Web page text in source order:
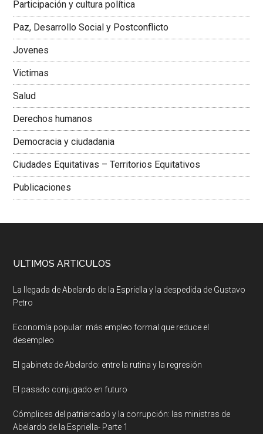
Colombiana
Participación y cultura política
Paz, Desarrollo Social y Postconflicto
Jovenes
Victimas
Salud
Derechos humanos
Democracia y ciudadania
Ciudades Equitativas – Territorios Equitativos
Publicaciones
ULTIMOS ARTICULOS
La llegada de Abelardo de la Espriella y la despedida de Gustavo
Petro
Economía popular: más empleo formal que reduce el
desempleo
El gabinete de Abelardo: entre la rutina y la regresión
El pasado conjugado en futuro
Cómplices del patriarcado y la corrupción: las ministras de
Abelardo de la Espriella- Parte 1